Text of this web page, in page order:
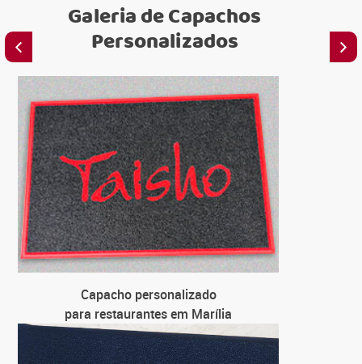
Galeria deCapachos
Personalizados
Capacho personalizado
para restaurantes em Marília